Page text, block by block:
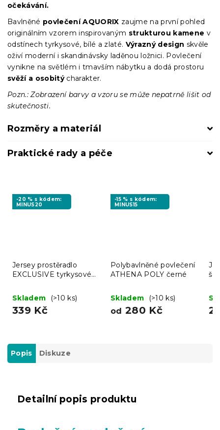
očekávání.
Bavlněné povlečení AQUORIX zaujme na první pohled
originálním vzorem inspirovaným strukturou kamene v
odstínech tyrkysové, bílé a zlaté. Výrazný design skvěle
oživí moderní i skandinávsky laděnou ložnici. Povlečení
vynikne na světlém i tmavším nábytku a dodá prostoru
svěží a osobitýcharakter.
Pozn.: Zobrazení barvy a vzoru se může nepatrně lišit od
skutečnosti.
Rozměry a materiál
Praktické rady a péče
-20 % s kódem:
MINUS20
Jersey prostěradlo
EXCLUSIVE tyrkysové
Skladem
(>10 ks)
339 Kč
-15 % s kódem:
MINUS15
Polybavlněné povlečení
ATHENA POLY černé
Skladem (>10 ks)
od 280 Kč
Popis Diskuze
Detailní popis produktu